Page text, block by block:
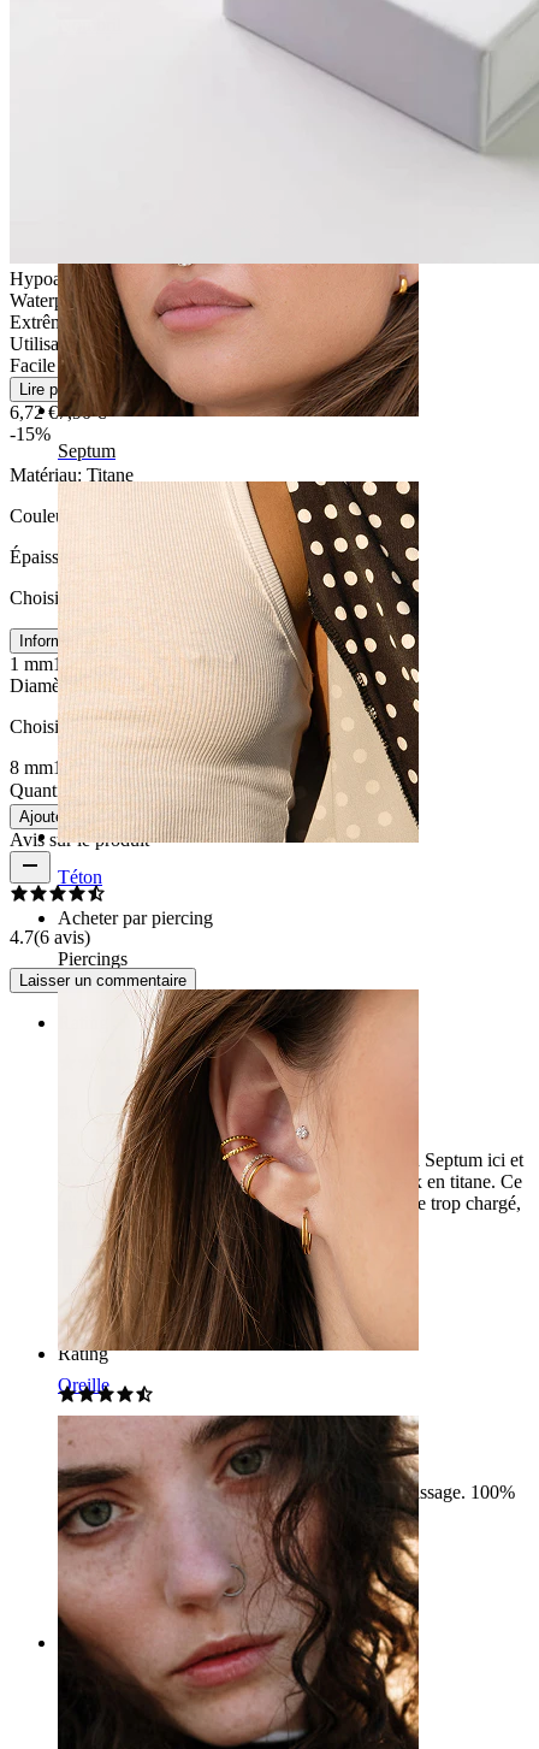
Septum
Téton
Acheter par piercing
Piercings
Oreille
Hypoallergénique
Waterproof
Extrêmement durable
Utilisation quotidienne
Facile
Lire plus
6,72 €7,90 €
-15%
Matériau: Titane
Couleur:
Épaisseur du fil
Choisissez Épaisseur du fil
Informations sur les tailles
1 mm1,2 mm
Diamètre
Choisissez Diamètre
8 mm10 mm
12 mm
Quantité : 1
Modifier
Ajouter au panier
Avis sur le produit
4.7(6 avis)
Laisser un commentaire
Comme toujours, j'ai de nouveau commandé un Septum ici et
la qualité est juste au top, surtout pour les bijoux en titane. Ce
bijou donne un look vraiment brut mais sans être trop chargé,
avec les petites pointes. Très facile à mettre.
lunalundberg06 Achat vérifié
Traduit par l'IA Voir l'original
Rating
Qualité excellente
J'ai été choqué par leur qualité et la facilité de vissage. 100%
recommandé !!
Roberta Achat vérifié
Traduit par l'IA Voir l'original
Rating